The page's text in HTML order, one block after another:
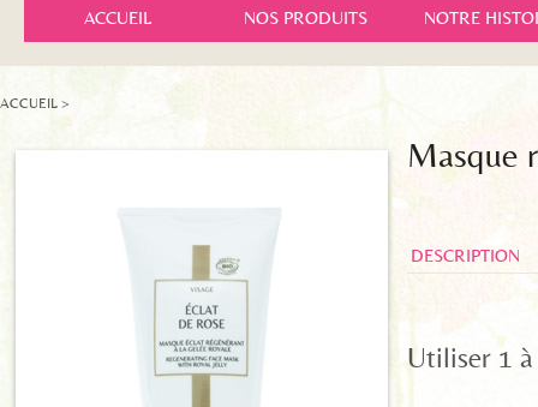
ACCUEIL NOS PRODUITS NOTRE
ACCUEIL >
Masque
DESCRIPTION
Utiliser 1 à